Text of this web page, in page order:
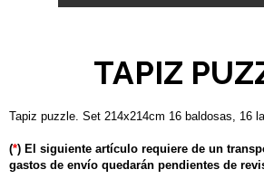
TAPIZ
Tapiz puzzle. Set 214x214cm 16 baldosas, 16
(*) El siguiente artículo requiere de un
gastos de envío quedarán pendientes de